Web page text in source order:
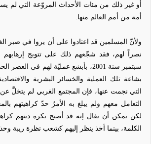
أو غير ذلك من مئات الأحداث المروّعة التي لم
أمة من أمم العالم منها.
ولأنّ المسلمين قد اعتادوا على أن يروا في صبر
نصراً لهم، فقد شجّعهم ذلك على تتويج
سبتمبر سنة 2001، بأبشع عمليّة لهم في
بشاعة تلك العملية والخسائر البشرية
التي نجمت عنها، فإن المجتمع الغربي لم يتخلَّ
التعامل معهم ولم يبلغ به الأمرُ حدّ كراهيتهم
لكن يمكن أن يقال إنه قد أصبح يكره دينهم
الكلمة، بينما أخذ ينظر إليهم كشعب نظرة ريبة